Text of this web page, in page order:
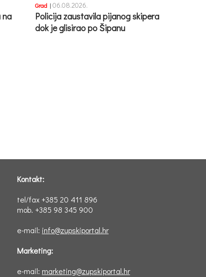
na
Grad | 06.08.2026.
Policija zaustavila pijanog skipera
dok je glisirao po Šipanu
Kontakt:
tel/fax +385 20 411 896
mob. +385 98 345 900
e-mail: info@zupskiportal.hr
Marketing:
e-mail: marketing@zupskiportal.hr